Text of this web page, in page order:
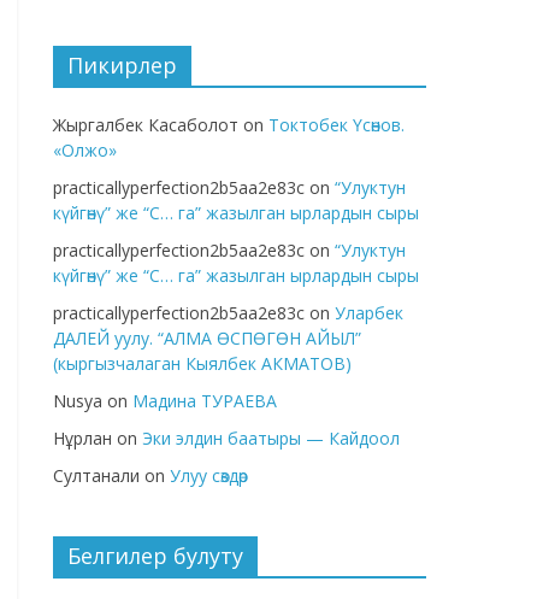
Пикирлер
Жыргалбек Касаболот on Токтобек Үсөнов.
«Олжо»
practicallyperfection2b5aa2e83c on “Улуктун
күйгөнү” же “С… га” жазылган ырлардын сыры
practicallyperfection2b5aa2e83c on “Улуктун
күйгөнү” же “С… га” жазылган ырлардын сыры
practicallyperfection2b5aa2e83c on Уларбек
ДАЛЕЙ уулу. “АЛМА ӨСПӨГӨН АЙЫЛ”
(кыргызчалаган Кыялбек АКМАТОВ)
Nusya on Мадина ТУРАЕВА
Нұрлан on Эки элдин баатыры — Кайдоол
Султанали on Улуу сөздөр
Белгилер булуту